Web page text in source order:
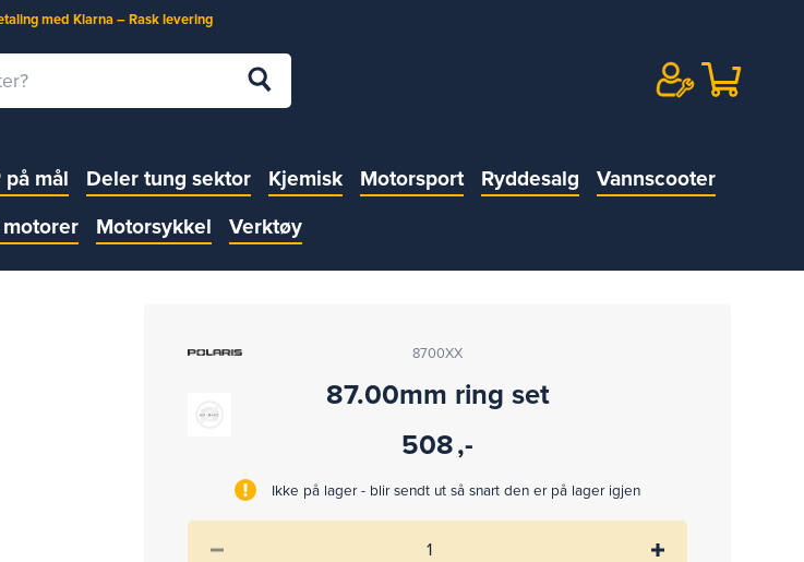
med Klarna – Rask levering
på mål Deler tung sektor Kjemisk Motorsport Ryddesalg
Vannscooter
motorer Motorsykkel Verktøy
8700XX
87.00mm ring set
508,-
Ikke på lager - blir sendt ut så snart den er på lager igjen